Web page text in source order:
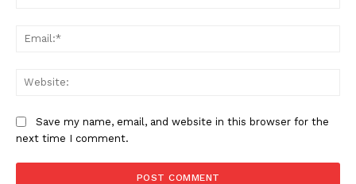
Save my name, email, and website in this browser for the
next time I comment.